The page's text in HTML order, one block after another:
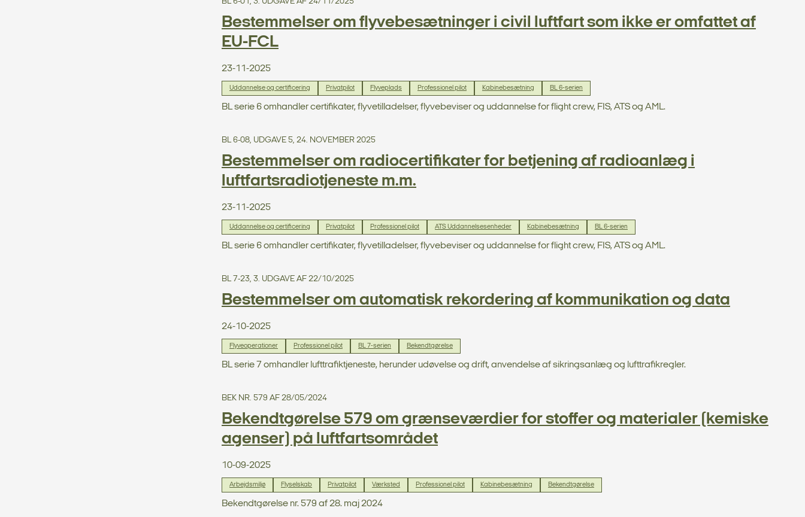
Bestemmelser om flyvebesætninger i civil luftfart som ikke er omfattet af
EU-FCL
23-11-2025
Uddannelse og certificering Privatpilot Flyveplads Professionel pilot Kabinebesætning BL 6-serien
BL serie 6 omhandler certifikater, flyvetilladelser, flyvebeviser og uddannelse for flight crew, FIS, ATS og AML.
BL 6-08, UDGAVE 5, 24. NOVEMBER 2025
Bestemmelser om radiocertifikater for betjening af radioanlæg i
luftfartsradiotjeneste m.m.
23-11-2025
Uddannelse og certificering Privatpilot Professionel pilot ATS Uddannelsesenheder Kabinebesætning BL 6-serien
BL serie 6 omhandler certifikater, flyvetilladelser, flyvebeviser og uddannelse for flight crew, FIS, ATS og AML.
BL 7-23, 3. UDGAVE AF 22/10/2025
Bestemmelser om automatisk rekordering af kommunikation og data
24-10-2025
Flyveoperationer Professionel pilot BL 7-serien Bekendtgørelse
BL serie 7 omhandler lufttrafiktjeneste, herunder udøvelse og drift, anvendelse af sikringsanlæg og lufttrafikregler.
BEK NR. 579 AF 28/05/2024
Bekendtgørelse 579 om grænseværdier for stoffer og materialer (kemiske
agenser) på luftfartsområdet
10-09-2025
Arbejdsmiljø Flyselskab Privatpilot Værksted Professionel pilot Kabinebesætning Bekendtgørelse
Bekendtgørelse nr. 579 af 28. maj 2024